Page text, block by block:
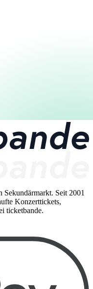
Seit 2001
Konzerttickets,
ticketbande.